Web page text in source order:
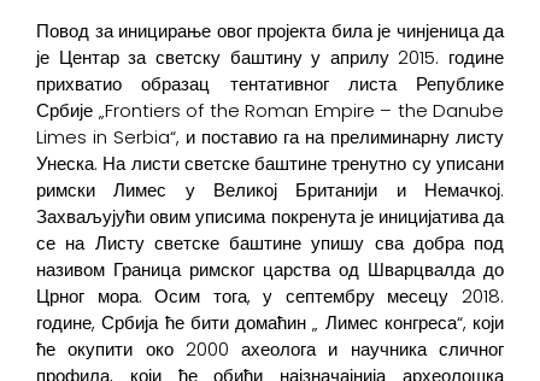
Повод за иницирање овог пројекта била је чинјеница да
је Центар за светску баштину у априлу 2015. године
прихватио образац тентативног листа Републике
Србије „Frontiers of the Roman Empire – the Danube
Limes in Serbia“, и поставио га на прелиминарну листу
Унеска. На листи светске баштине тренутно су уписани
римски Лимес у Великој Британији и Немачкој.
Захваљујући овим уписима покренута је иницијатива да
се на Листу светске баштине упишу сва добра под
називом Граница римског царства од Шварцвалда до
Црног мора. Осим тога, у септембру месецу 2018.
године, Србија ће бити домаћин „ Лимес конгреса“, који
ће окупити око 2000 ахеолога и научника сличног
профила, који ће обићи најзначајнија археолошка